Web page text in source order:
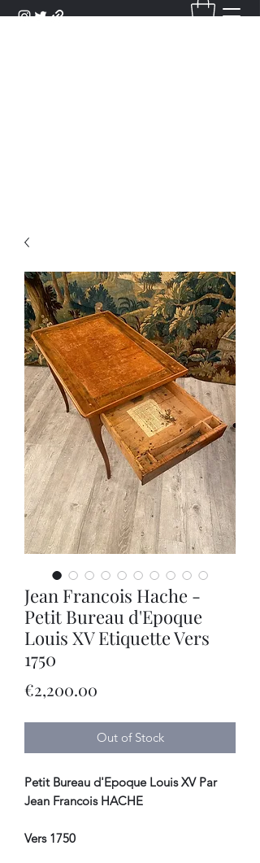
Jean Francois Hache -
Petit Bureau d'Epoque
Louis XV Etiquette Vers
1750
€2,200.00
Out of Stock
Petit Bureau d'Epoque Louis XV Par
Jean Francois HACHE
Vers 1750